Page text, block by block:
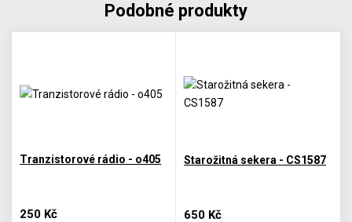
Podobné produkty
Tranzistorové rádio - o405
250 Kč
Starožitná sekera - CS1587
650 Kč